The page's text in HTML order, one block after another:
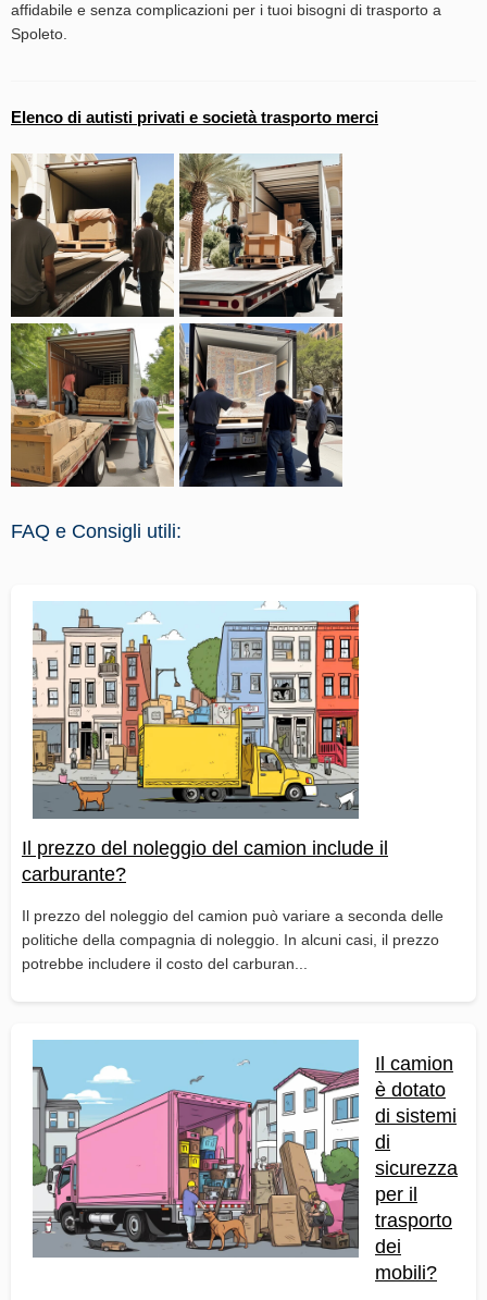
affidabile e senza complicazioni per i tuoi bisogni di trasporto a
Spoleto.
Elenco di autisti privati e società trasporto merci
FAQ e Consigli utili:
Il prezzo del noleggio del camion include il
carburante?
Il prezzo del noleggio del camion può variare a seconda delle
politiche della compagnia di noleggio. In alcuni casi, il prezzo
potrebbe includere il costo del carburan...
Il camion
è dotato
di sistemi
di
sicurezza
per il
trasporto
dei
mobili?